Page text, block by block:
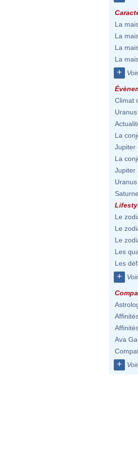
La
La
La
La
+
Climat
La
Jupiter
La
Jupiter
Le
Le
Le
Les
Les
+
Ava
+